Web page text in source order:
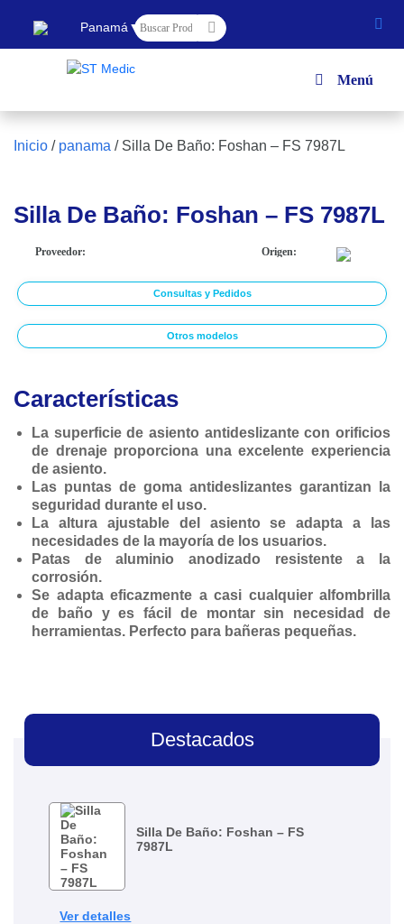
Panamá ▼
Menú
Inicio / panama / Silla De Baño: Foshan – FS 7987L
Silla De Baño: Foshan – FS 7987L
Proveedor: Origen:
Consultas y Pedidos
Otros modelos
Características
La superficie de asiento antideslizante con orificios
de drenaje proporciona una excelente experiencia
de asiento.
Las puntas de goma antideslizantes garantizan la
seguridad durante el uso.
La altura ajustable del asiento se adapta a las
necesidades de la mayoría de los usuarios.
Patas de aluminio anodizado resistente a la
corrosión.
Se adapta eficazmente a casi cualquier alfombrilla
de baño y es fácil de montar sin necesidad de
herramientas. Perfecto para bañeras pequeñas.
Destacados
Silla De Baño: Foshan – FS
7987L
Ver detalles